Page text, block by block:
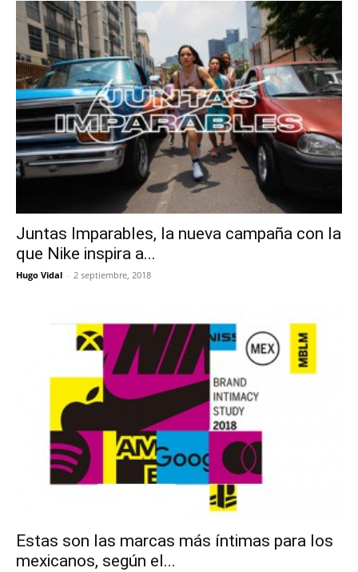
Juntas Imparables, la nueva campaña con la
que Nike inspira a...
Hugo Vidal - 2 septiembre, 2018
Estas son las marcas más íntimas para los
mexicanos, según el...